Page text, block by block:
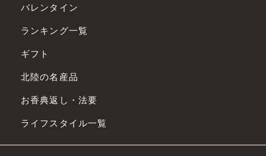
バレンタイン
ランキング一覧
ギフト
北陸の名産品
お香典返し・法要
ライフスタイル一覧